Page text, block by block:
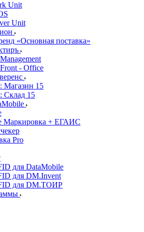
Unit
Unit
«Основная поставка»
- Office
Магазин 15
Склад 15
Маркировка + ЕГАИС
Pro
для DataMobile
для DM.Invent
для DM.ТОИР